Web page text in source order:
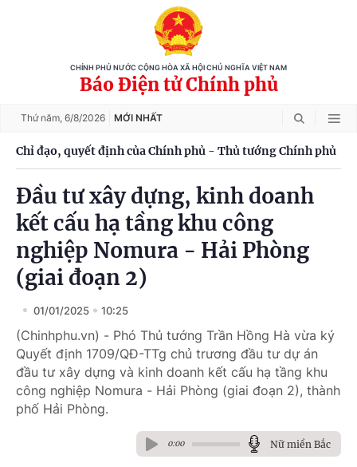
CHÍNH PHỦ NƯỚC CỘNG HÒA XÃ HỘI CHỦ NGHĨA VIỆT NAM
Báo Điện tử Chính phủ
Thứ năm, 6/8/2026 MỚI NHẤT
Chỉ đạo, quyết định của Chính phủ - Thủ tướng Chính phủ
Đầu tư xây dựng, kinh doanh
kết cấu hạ tầng khu công
nghiệp Nomura - Hải Phòng
(giai đoạn 2)
01/01/2025 10:25
(Chinhphu.vn) - Phó Thủ tướng Trần Hồng Hà vừa ký
Quyết định 1709/QĐ-TTg chủ trương đầu tư dự án
đầu tư xây dựng và kinh doanh kết cấu hạ tầng khu
công nghiệp Nomura - Hải Phòng (giai đoạn 2), thành
phố Hải Phòng.
0:00 Nữ miền Bắc